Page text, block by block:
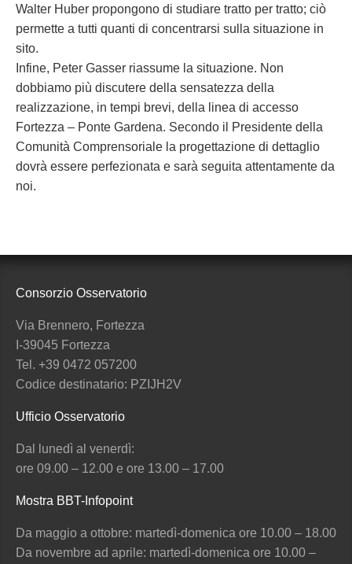
Walter Huber propongono di studiare tratto per tratto; ciò
permette a tutti quanti di concentrarsi sulla situazione in
sito.
Infine, Peter Gasser riassume la situazione. Non
dobbiamo più discutere della sensatezza della
realizzazione, in tempi brevi, della linea di accesso
Fortezza – Ponte Gardena. Secondo il Presidente della
Comunità Comprensoriale la progettazione di dettaglio
dovrà essere perfezionata e sarà seguita attentamente da
noi.
Consorzio Osservatorio
Via Brennero, Fortezza
I-39045 Fortezza
Tel. +39 0472 057200
Codice destinatario: PZIJH2V
Ufficio Osservatorio
Dal lunedì al venerdì:
ore 09.00 – 12.00 e ore 13.00 – 17.00
Mostra BBT-Infopoint
Da maggio a ottobre: martedì-domenica ore 10.00 – 18.00
Da novembre ad aprile: martedì-domenica ore 10.00 –